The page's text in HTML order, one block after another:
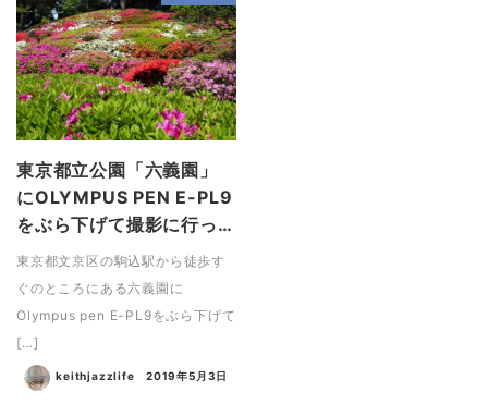
東京都立公園「六義園」
にOLYMPUS PEN E-PL9
をぶら下げて撮影に行っ…
東京都文京区の駒込駅から徒歩す
ぐのところにある六義園に
Olympus pen E-PL9をぶら下げて
[…]
keithjazzlife 2019年5月3日